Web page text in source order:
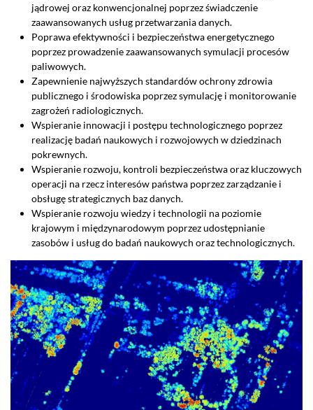
jądrowej oraz konwencjonalnej poprzez świadczenie
zaawansowanych usług przetwarzania danych.
Poprawa efektywności i bezpieczeństwa energetycznego
poprzez prowadzenie zaawansowanych symulacji procesów
paliwowych.
Zapewnienie najwyższych standardów ochrony zdrowia
publicznego i środowiska poprzez symulację i monitorowanie
zagrożeń radiologicznych.
Wspieranie innowacji i postępu technologicznego poprzez
realizację badań naukowych i rozwojowych w dziedzinach
pokrewnych.
Wspieranie rozwoju, kontroli bezpieczeństwa oraz kluczowych
operacji na rzecz interesów państwa poprzez zarządzanie i
obsługę strategicznych baz danych.
Wspieranie rozwoju wiedzy i technologii na poziomie
krajowym i międzynarodowym poprzez udostępnianie
zasobów i usług do badań naukowych oraz technologicznych.